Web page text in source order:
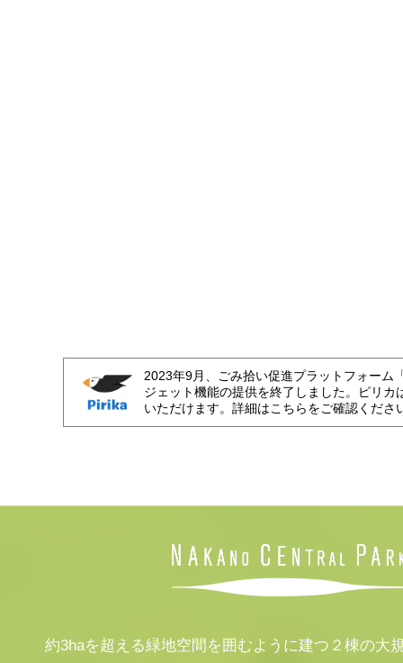
2023年9月、ごみ拾い促進プラットフォーム
ジェット機能の提供を終了しました。ピリカ
いただけます。詳細はこちらをご確認くださ
約3haを超える緑地空間を囲むように建つ２棟の大